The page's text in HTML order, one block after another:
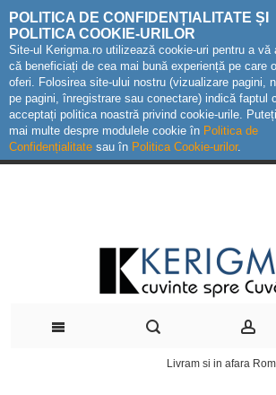
POLITICA DE CONFIDENȚIALITATE ȘI
POLITICA COOKIE-URILOR
Site-ul Kerigma.ro utilizează cookie-uri pentru a vă
că beneficiați de cea mai bună experiență pe care
oferi. Folosirea site-ului nostru (vizualizare pagini,
pe pagini, înregistrare sau conectare) indică faptul
acceptați politica noastră privind cookie-urile.
mai multe despre modulele cookie în Politica de
Confidențialitate sau în Politica Cookie-urilor.
Livram si in afara